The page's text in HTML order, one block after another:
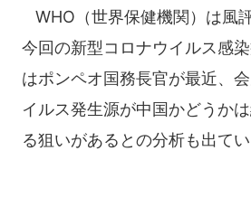
WHO（世界保健機関）は風
今回の新型コロナウイルス感
はポンペオ国務長官が最近、
イルス発生源が中国かどうか
る狙いがあるとの分析も出てい